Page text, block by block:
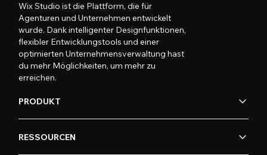
Wix Studio ist die Plattform, die für
Agenturen und Unternehmen entwickelt
wurde. Dank intelligenter Designfunktionen,
flexibler Entwicklungstools und einer
optimierten Unternehmensverwaltung hast
du mehr Möglichkeiten, um mehr zu
erreichen.
PRODUKT
RESSOURCEN